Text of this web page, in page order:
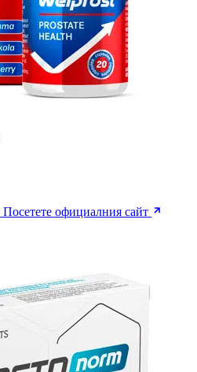
Посетете официалния сайт